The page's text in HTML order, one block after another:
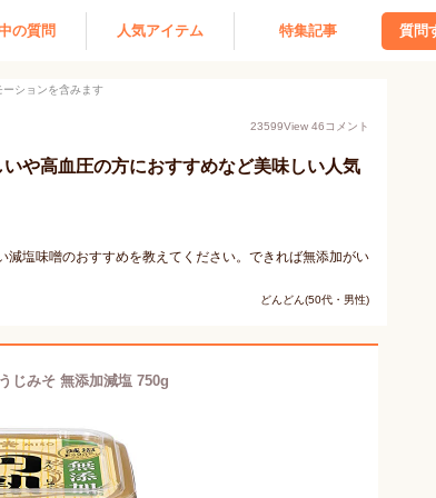
の質問 人気アイテム 特集記事 質問
ションを含みます
23599View 46コメント
や高血圧の方におすすめなど美味しい人気
塩味噌のおすすめを教えてください。できれば無添加がい
どんどん(50代・男性)
じみそ 無添加減塩 750g